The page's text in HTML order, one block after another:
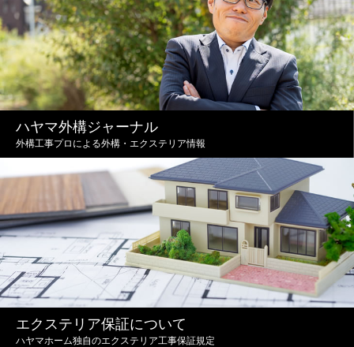
ハヤマ外構ジャーナル
外構工事プロによる外構・エクステリア情報
エクステリア保証について
ハヤマホーム独自のエクステリア工事保証規定